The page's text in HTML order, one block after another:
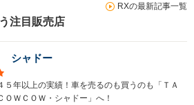
RXの最新記事一覧
注目販売店
シャドー
５年以上の実績！車を売るのも買うのも「ＴＡ
ＯＷＣＯＷ・シャドー」へ！